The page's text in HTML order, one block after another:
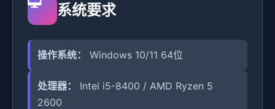
系统要求
操作系统： Windows 10/11 64位
处理器：
Intel i5-8400 / AMD Ryzen 5
2600